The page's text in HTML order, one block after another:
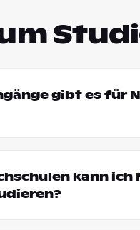
gibt es für
kann